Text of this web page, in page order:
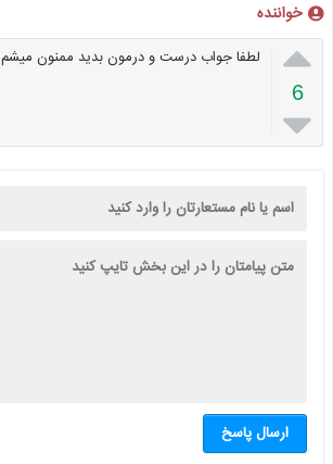
خواننده

6

لطفا جواب درست و درمون بدید ممنون میشم
ارسال پاسخ